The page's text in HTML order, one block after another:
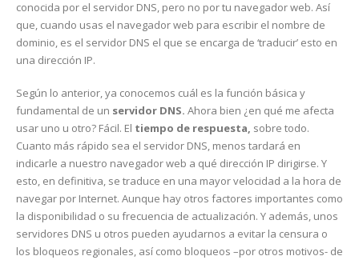
conocida por el servidor DNS, pero no por tu navegador web. Así
que, cuando usas el navegador web para escribir el nombre de
dominio, es el servidor DNS el que se encarga de ‘traducir’ esto en
una dirección IP.
Según lo anterior, ya conocemos cuál es la función básica y
fundamental de un servidor DNS. Ahora bien ¿en qué me afecta
usar uno u otro? Fácil. El tiempo de respuesta, sobre todo.
Cuanto más rápido sea el servidor DNS, menos tardará en
indicarle a nuestro navegador web a qué dirección IP dirigirse. Y
esto, en definitiva, se traduce en una mayor velocidad a la hora de
navegar por Internet. Aunque hay otros factores importantes como
la disponibilidad o su frecuencia de actualización. Y además, unos
servidores DNS u otros pueden ayudarnos a evitar la censura o
los bloqueos regionales, así como bloqueos –por otros motivos- de